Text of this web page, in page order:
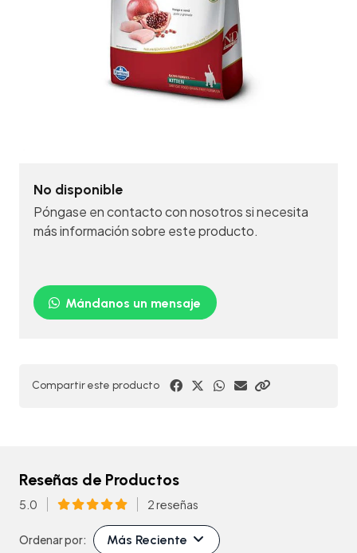
No disponible
Póngase en contacto con nosotros si necesita
más información sobre este producto.
Mándanos un mensaje
Compartir este producto
Reseñas de Productos
5.0 2 reseñas
Ordenar por: Más Reciente